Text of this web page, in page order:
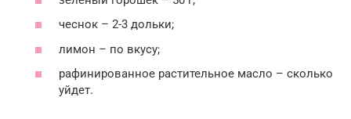
чеснок – 2-3 дольки;
лимон – по вкусу;
рафинированное растительное масло – сколько
уйдет.